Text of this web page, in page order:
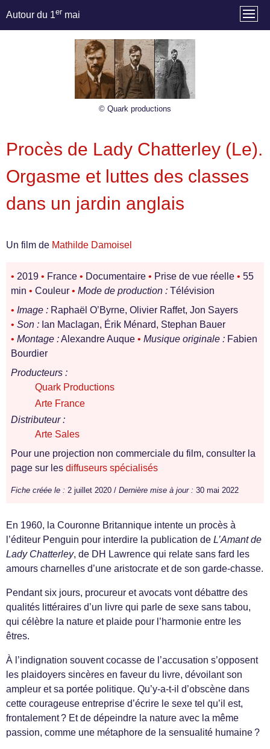
Autour du 1er mai
© Quark productions
Procès de Lady Chatterley (Le).
Orgasme et luttes des classes
dans un jardin anglais
Un film de Mathilde Damoisel
• 2019 • France • Documentaire • Prise de vue réelle • 55
min • Couleur • Mode de production : Télévision
• Image : Raphaël O’Byrne, Olivier Raffet, Jon Sayers
• Son : Ian Maclagan, Érik Ménard, Stephan Bauer
• Montage :Alexandre Auque • Musique originale : Fabien
Bourdier
Producteurs :
Quark Productions
Arte France
Distributeur :
Arte Sales
Pour une projection non commerciale du film, consulter la
page sur les diffuseurs spécialisés
Fiche créée le : 2 juillet 2020 / Dernière mise à jour : 30 mai 2022
En 1960, la Couronne Britannique intente un procès à
l’éditeur Penguin pour interdire la publication de L’Amant de
Lady Chatterley, de DH Lawrence qui relate sans fard les
amours charnelles d’une aristocrate et de son garde-chasse.
Pendant six jours, procureur et avocats vont débattre des
qualités littéraires d’un livre qui parle de sexe sans tabou,
qui célèbre la nature et plaide pour l’harmonie entre les
êtres.
À l’indignation souvent cocasse de l’accusation s’opposent
les plaidoyers sincères en faveur du livre, dévoilant son
ampleur et sa portée politique. Qu’y-a-t-il d’obscène dans
cette courageuse entreprise d’écrire le sexe tel qu’il est,
frontalement ? Et de dépeindre la nature avec la même
passion, comme une métaphore de la sensualité humaine ?